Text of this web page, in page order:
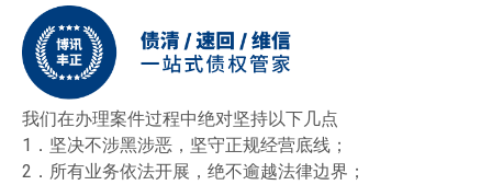
我们在办理案件过程中绝对坚持以下几点
1．坚决不涉黑涉恶，坚守正规经营底线；
2．所有业务依法开展，绝不逾越法律边界；